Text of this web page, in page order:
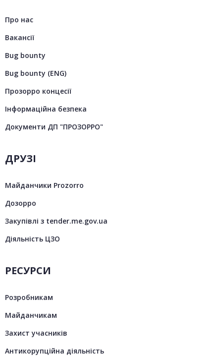
Про нас
Вакансії
Bug bounty
Bug bounty (ENG)
Прозорро концесії
Інформаційна безпека
Документи ДП "ПРОЗОРРО"
ДРУЗІ
Майданчики Prozorro
Дозорро
Закупівлі з tender.me.gov.ua
Діяльність ЦЗО
РЕСУРСИ
Розробникам
Майданчикам
Захист учасників
Антикорупційна діяльність